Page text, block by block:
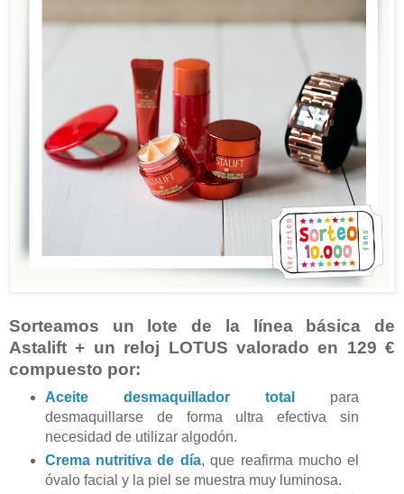
Sorteamos un lote de la línea básica de
Astalift + un reloj LOTUS valorado en 129 €
compuesto por:
Aceite desmaquillador total
para
desmaquillarse de forma ultra efectiva sin
necesidad de utilizar algodón.
Crema nutritiva de día,que reafirma mucho el
óvalo facial y la piel se muestra muy luminosa.